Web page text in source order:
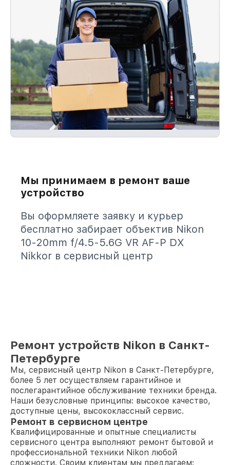
Мы принимаем в ремонт ваше
устройство
Вы оформляете заявку и курьер
бесплатно забирает объектив Nikon
10-20mm f/4.5-5.6G VR AF-P DX
Nikkor в сервисный центр
Ремонт устройств Nikon в Санкт-
Петербурге
Мы, сервисный центр Nikon в Санкт-Петербурге,
более 5 лет осуществляем гарантийное и
послегарантийное обслуживание техники бренда.
Наши безусловные принципы: высокое качество,
доступные цены, высококлассный сервис.
Ремонт в сервисном центре
Квалифицированные и опытные специалисты
сервисного центра выполняют ремонт бытовой и
профессиональной техники Nikon любой
сложности. Своим клиентам мы предлагаем: